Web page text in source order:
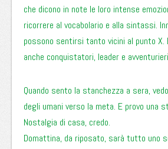
che dicono in note le loro intense
ricorrere al vocabolario e alla sintassi.
possono sentirsi tanto vicini al punto X.
anche conquistatori, leader e
Quando sento la stanchezza a sera,
degli umani verso la meta. E provo una
Nostalgia di casa, credo.
Domattina, da riposato, sarà tutto uno